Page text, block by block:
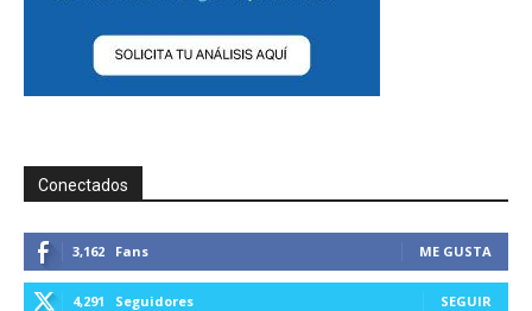
Conectados
3,162 Fans ME GUSTA
4,291 Seguidores SEGUIR